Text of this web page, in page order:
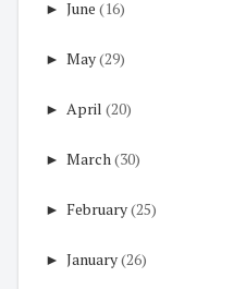
► June (16)
► May(29)
► April (20)
► March(30)
► February(25)
► January(26)